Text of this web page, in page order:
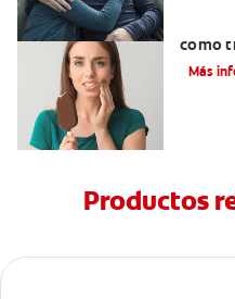
cómo
Más
Productos